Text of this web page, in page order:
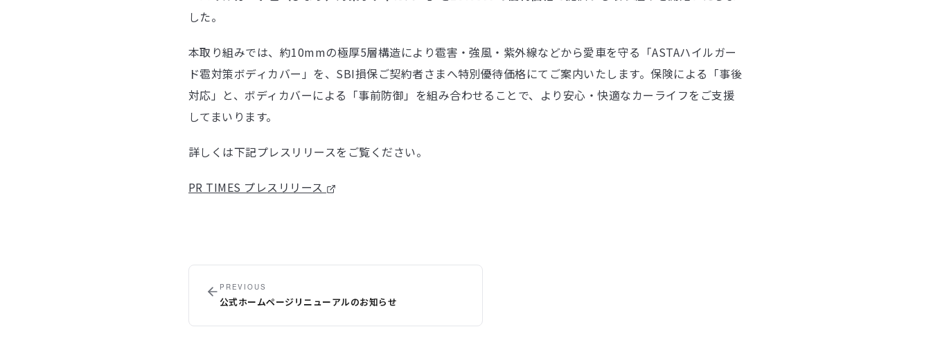
した。
本取り組みでは、約10mmの極厚5層構造により雹害・強風・紫外線などから愛車を守る「ASTAハイルガー
ド雹対策ボディカバー」を、SBI損保ご契約者さまへ特別優待価格にてご案内いたします。保険による「事後
対応」と、ボディカバーによる「事前防御」を組み合わせることで、より安心・快適なカーライフをご支援
してまいります。
詳しくは下記プレスリリースをご覧ください。
PR TIMES プレスリリース
PREVIOUS
公式ホームページリニューアルのお知らせ